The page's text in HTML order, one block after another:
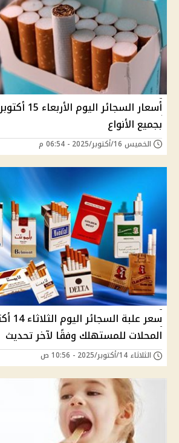
بجميع الأنواع
الخميس 16/أكتوبر/2025 - 06:54 م
المحلات للمستهلك وفقًا لآخر تحديث
الثلاثاء 14/أكتوبر/2025 - 10:56 ص